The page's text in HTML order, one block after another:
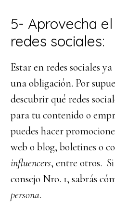
5- Aprovecha
redes sociales:
Estar en redes sociales
una obligación. Por
descubrir qué redes
para tu contenido o
puedes hacer
web o blog, boletines o
influencers, entre otros.
consejo Nro. 1, sabrás
persona.